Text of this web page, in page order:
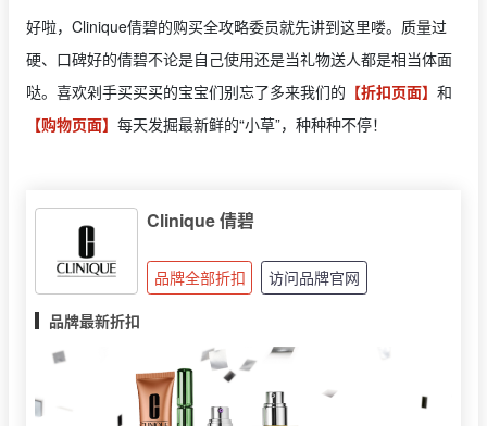
好啦，Clinique倩碧的购买全攻略委员就先讲到这里喽。质量过
硬、口碑好的倩碧不论是自己使用还是当礼物送人都是相当体面
哒。喜欢剁手买买买的宝宝们别忘了多来我们的 【折扣页面】 和
【购物页面】 每天发掘最新鲜的“小草”，种种种不停！
Clinique 倩碧
品牌全部折扣
访问品牌官网
品牌最新折扣